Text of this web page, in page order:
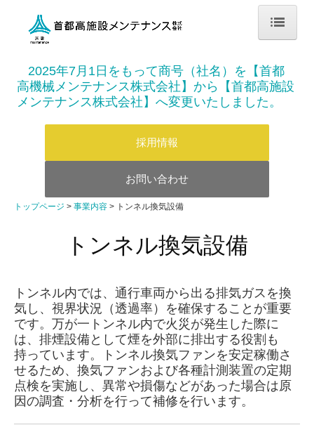
企業情報
Environment(環境)
Social(社会)
事業内容
首都高速道路事業
社会インフラサポート事業(民間・公共工事)
技術開発
安全管理
2025年7 月 1 日をもって商号（社名）を【首都
高機械メンテナンス株式会社】から【首都高施設
メンテナンス株式会社】へ変更いたしました。
採用情報
お問い合わせ
トップページ 事業内容 トンネル換気設備
トンネル換気設備
トンネル内では、通行車両から出る排気ガスを換
気し、視界状況（透過率）を確保することが重要
です。万が一トンネル内で火災が発生した際に
は、排煙設備として煙を外部に排出する役割も
持っています。トンネル換気ファンを安定稼働さ
せるため、換気ファンおよび各種計測装置の定期
点検を実施し、異常や損傷などがあった場合は原
因の調査・分析を行って補修を行います。